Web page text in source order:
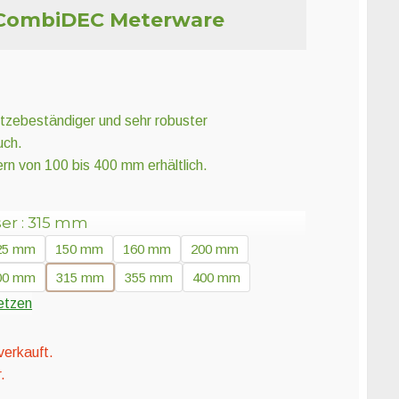
Meterware
und sehr robuster
von 100 bis 400 mm erhältlich.
315 mm
mm 150 mm 160 mm
200 mm
mm
315 mm 355 mm
400 mm